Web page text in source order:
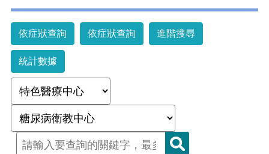
依症狀查詢 依症狀查詢 進階搜尋
統計數據